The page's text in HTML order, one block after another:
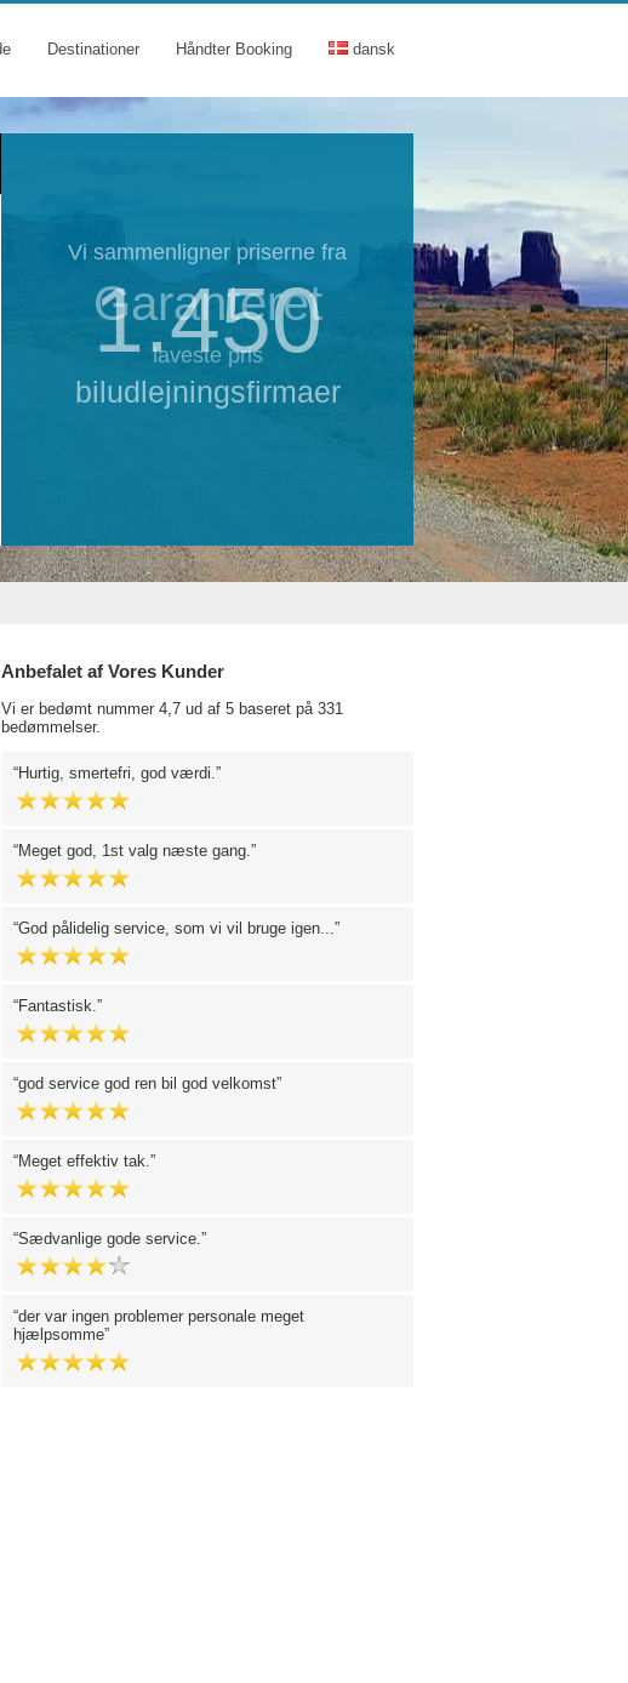
Destinationer Håndter Booking dansk
Vi sammenligner priserne fra
1.450
biludlejningsfirmaer
Garanteret
laveste pris
Anbefalet af Vores Kunder
Vi er bedømt nummer 4,7 ud af 5 baseret på 331
bedømmelser.
Hurtig, smertefri, god værdi.
Meget god, 1st valg næste gang.
God pålidelig service, som vi vil bruge igen...
Fantastisk.
god service god ren bil god velkomst
Meget effektiv tak.
Sædvanlige gode service.
der var ingen problemer personale meget
hjælpsomme